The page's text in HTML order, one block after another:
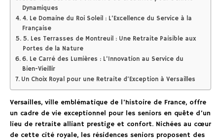
Dynamiques
4. Le Domaine du Roi Soleil : L’Excellence du Service à la
Française
5. Les Terrasses de Montreuil : Une Retraite Paisible aux
Portes de la Nature
6. Le Carré des Lumières : L’Innovation au Service du
Bien-Vieillir
Un Choix Royal pour une Retraite d’Exception à Versailles
Versailles, ville emblématique de l’histoire de France, offre
un cadre de vie exceptionnel pour les seniors en quête d’un
lieu de retraite alliant prestige et confort. Nichées au cœur
de cette cité royale, les résidences seniors proposent des